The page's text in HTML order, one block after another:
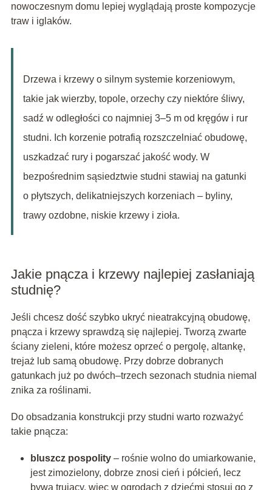
nowoczesnym domu lepiej wyglądają proste kompozycje
traw i iglaków.
Drzewa i krzewy o silnym systemie korzeniowym,
takie jak wierzby, topole, orzechy czy niektóre śliwy,
sadź w odległości co najmniej 3–5 m od kręgów i rur
studni. Ich korzenie potrafią rozszczelniać obudowę,
uszkadzać rury i pogarszać jakość wody. W
bezpośrednim sąsiedztwie studni stawiaj na gatunki
o płytszych, delikatniejszych korzeniach – byliny,
trawy ozdobne, niskie krzewy i zioła.
Jakie pnącza i krzewy najlepiej zasłaniają
studnię?
Jeśli chcesz dość szybko ukryć nieatrakcyjną obudowę,
pnącza i krzewy sprawdzą się najlepiej. Tworzą zwarte
ściany zieleni, które możesz oprzeć o pergolę, altankę,
trejaż lub samą obudowę. Przy dobrze dobranych
gatunkach już po dwóch–trzech sezonach studnia niemal
znika za roślinami.
Do obsadzania konstrukcji przy studni warto rozważyć
takie pnącza:
bluszcz pospolity– rośnie wolno do umiarkowanie,
jest zimozielony, dobrze znosi cień i półcień, lecz
bywa trujący, więc w ogrodach z dziećmi stosuj go z